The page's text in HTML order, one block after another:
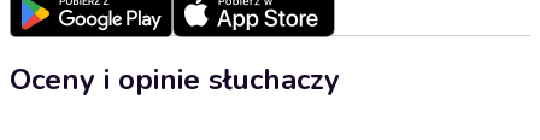
Oceny i opinie słuchaczy